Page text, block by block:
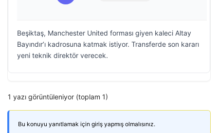
Beşiktaş, Manchester United forması giyen kaleci Altay
Bayındır’ı kadrosuna katmak istiyor. Transferde son kararı
yeni teknik direktör verecek.
1 yazı görüntüleniyor (toplam 1)
Bu konuyu yanıtlamak için giriş yapmış olmalısınız.